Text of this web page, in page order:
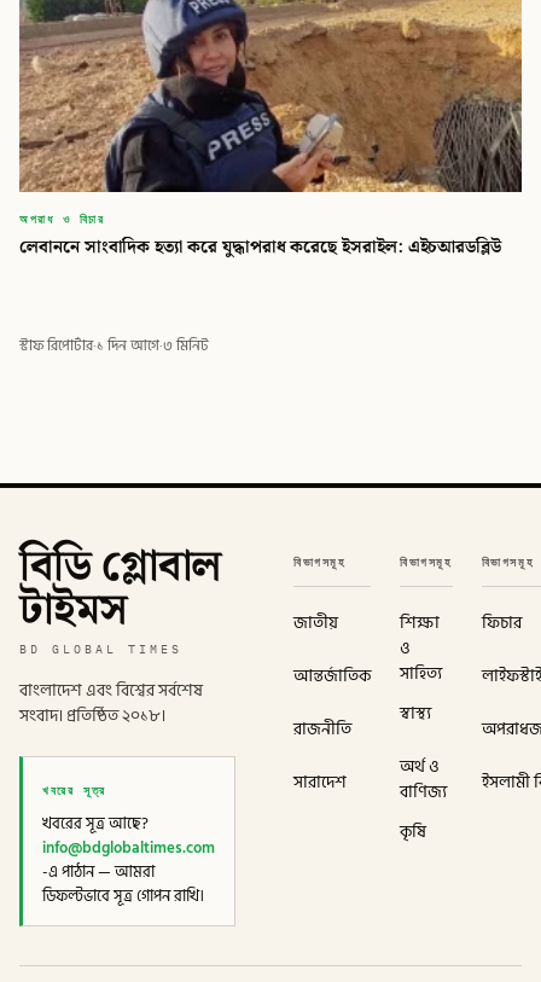
অপরাধ ও বিচার
লেবাননে সাংবাদিক হত্যা করে যুদ্ধাপরাধ করেছে ইসরাইল: এইচআরডব্লিউ
স্টাফ রিপোর্টার·১ দিন আগে·৩ মিনিট
বিডি গ্লোবাল
টাইমস
BD GLOBAL TIMES
বাংলাদেশ এবং বিশ্বের সর্বশেষ
সংবাদ। প্রতিষ্ঠিত ২০১৮।
খবরের সূত্র
খবরের সূত্র আছে?
info@bdglobaltimes.com
-এ পাঠান — আমরা
ডিফল্টভাবে সূত্র গোপন রাখি।
বিভাগসমূহ
জাতীয়
আন্তর্জাতিক
রাজনীতি
সারাদেশ
বিভাগসমূহ
শিক্ষা
ও
সাহিত্য
স্বাস্থ্য
অর্থ ও
বাণিজ্য
কৃষি
বিভাগসমূহ
ফিচার
ইসলামী